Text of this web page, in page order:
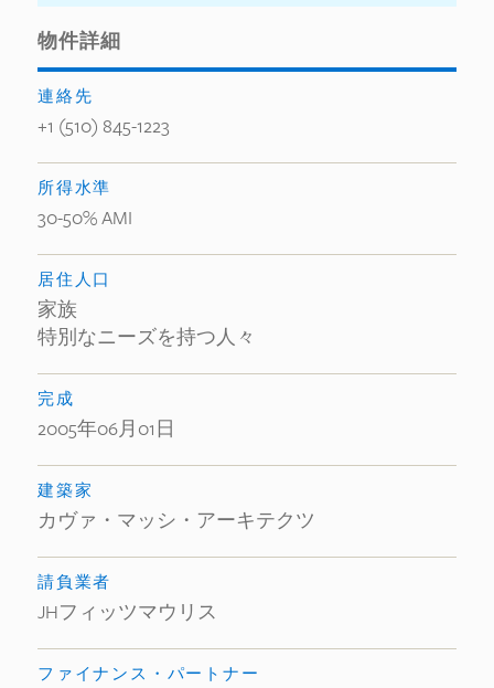
物件詳細
連絡先
+1 (510) 845-1223
所得水準
30-50% AMI
居住人口
家族
特別なニーズを持つ人々
完成
2005年06月01日
建築家
カヴァ・マッシ・アーキテクツ
請負業者
JHフィッツマウリス
ファイナンス・パートナー